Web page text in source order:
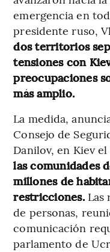
emergencia en
presidente ruso,
dos territorios
tensiones con
preocupaciones
más amplio.
La medida,
Consejo de
Danilov, en Kiev
las comunidades
millones de
restricciones.Las
de personas,
comunicación
parlamento de